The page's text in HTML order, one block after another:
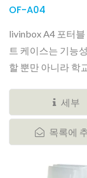
OF-A04
livinbox A4 포터블
트 케이스는 기능
할 뿐만 아니라 학
세부
목록에